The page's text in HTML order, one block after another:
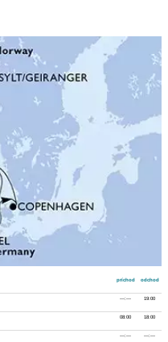
odchod
príchod
19:00
---:---
18:00
08:00
---:---
---:---